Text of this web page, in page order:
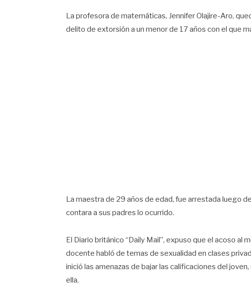
La profesora de matemáticas, Jennifer Olajire-Aro,
delito de extorsión a un menor de 17 años con el que
La maestra de 29 años de edad, fue arrestada luego
contara a sus padres lo ocurrido.
El Diario británico “Daily Mail”, expuso que el acoso al
docente habló de temas de sexualidad en clases
inició las amenazas de bajar las calificaciones del
ella.